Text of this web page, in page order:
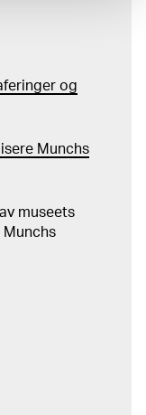
og
Munchs
museets